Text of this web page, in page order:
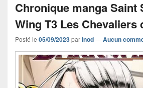
Chronique manga Saint
Wing T3 Les Chevaliers
Posté le 05/09/2023parInod—Aucun